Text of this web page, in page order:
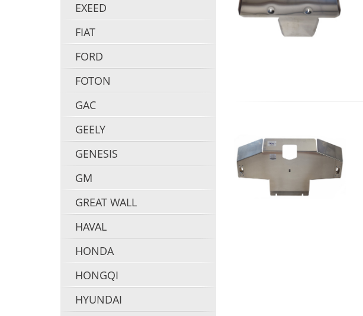
EXEED
FIAT
FORD
FOTON
GAC
GEELY
GENESIS
GM
GREAT WALL
HAVAL
HONDA
HONGQI
HYUNDAI